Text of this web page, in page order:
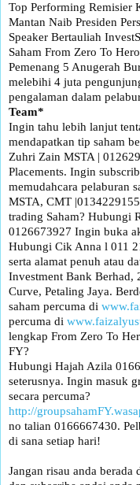
Top Performing Remisier
Mantan Naib Presiden
Speaker Bertauliah
Saham From Zero To
Pemenang 5 Anugerah
melebihi 4 juta
pengalaman dalam
Team*
Ingin tahu lebih lanjut
mendapatkan tip saham
Zuhri Zain MSTA |
Placements. Ingin
memudahcara pelaburan
MSTA, CMT
trading Saham? Hubungi
0126673927 Ingin buka
Hubungi Cik Anna l 011
serta alamat penuh atau
Investment Bank Berhad,
Curve, Petaling Jaya.
saham percuma di
percuma di
lengkap From Zero To
FY?
Hubungi Hajah Azila
seterusnya. Ingin masuk
secara percuma?
http://
no talian 0166667430.
di sana setiap hari!
Jangan risau anda